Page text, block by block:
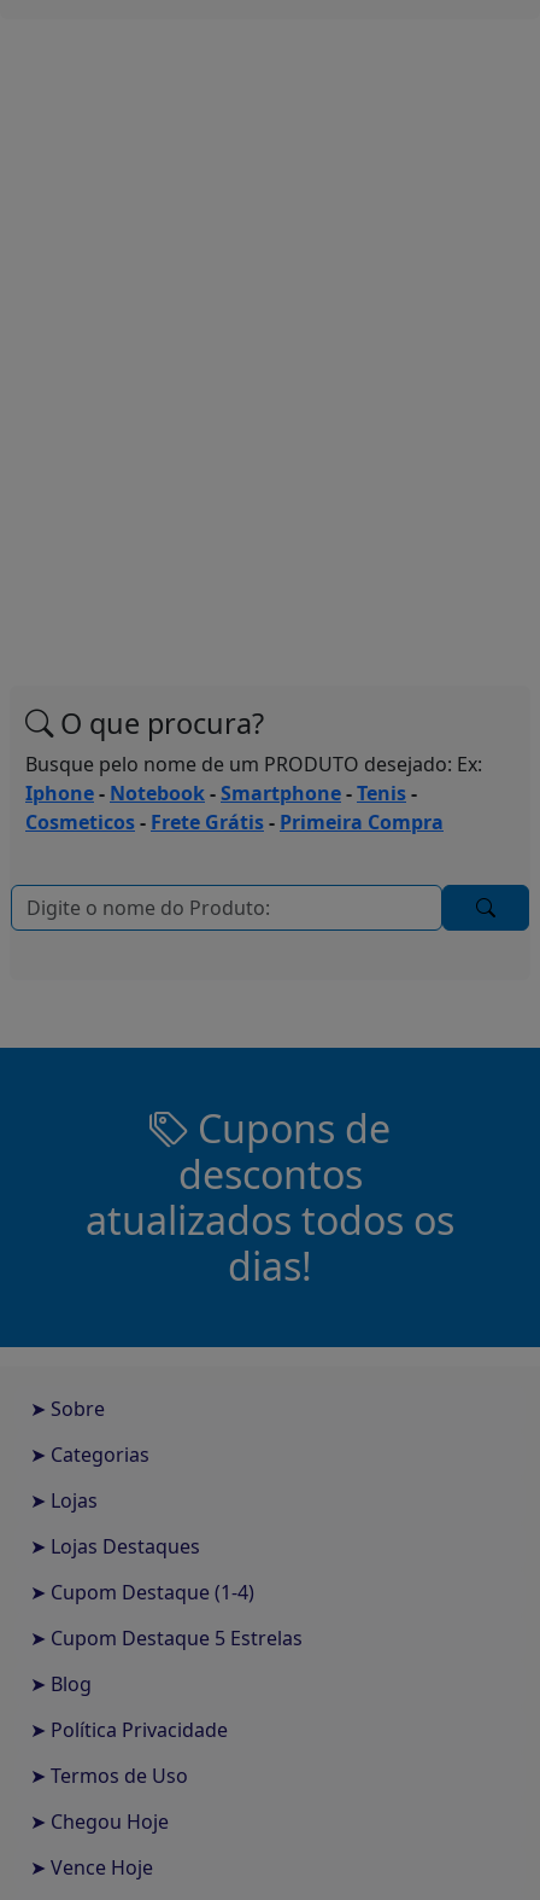
O que procura?
Busque pelo nome de um PRODUTO desejado: Ex:
Iphone- Notebook-Smartphone-Tenis-
Cosmeticos- Frete Grátis- Primeira Compra
Cupons de
descontos
atualizados todos os
dias!
➤ Sobre
➤ Categorias
➤ Lojas
➤ Lojas Destaques
➤ Cupom Destaque (1-4)
➤ Cupom Destaque 5 Estrelas
➤ Blog
➤ Política Privacidade
➤ Termos de Uso
➤ Chegou Hoje
➤ Vence Hoje